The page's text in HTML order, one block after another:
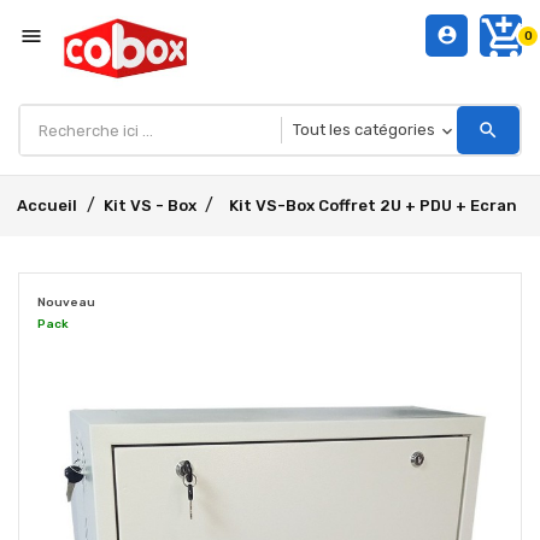
menu add_shopping_cart0
account_circle
search
Accueil Kit VS - Box Kit VS-Box Coffret 2U + PDU + Ecran
Nouveau
Pack